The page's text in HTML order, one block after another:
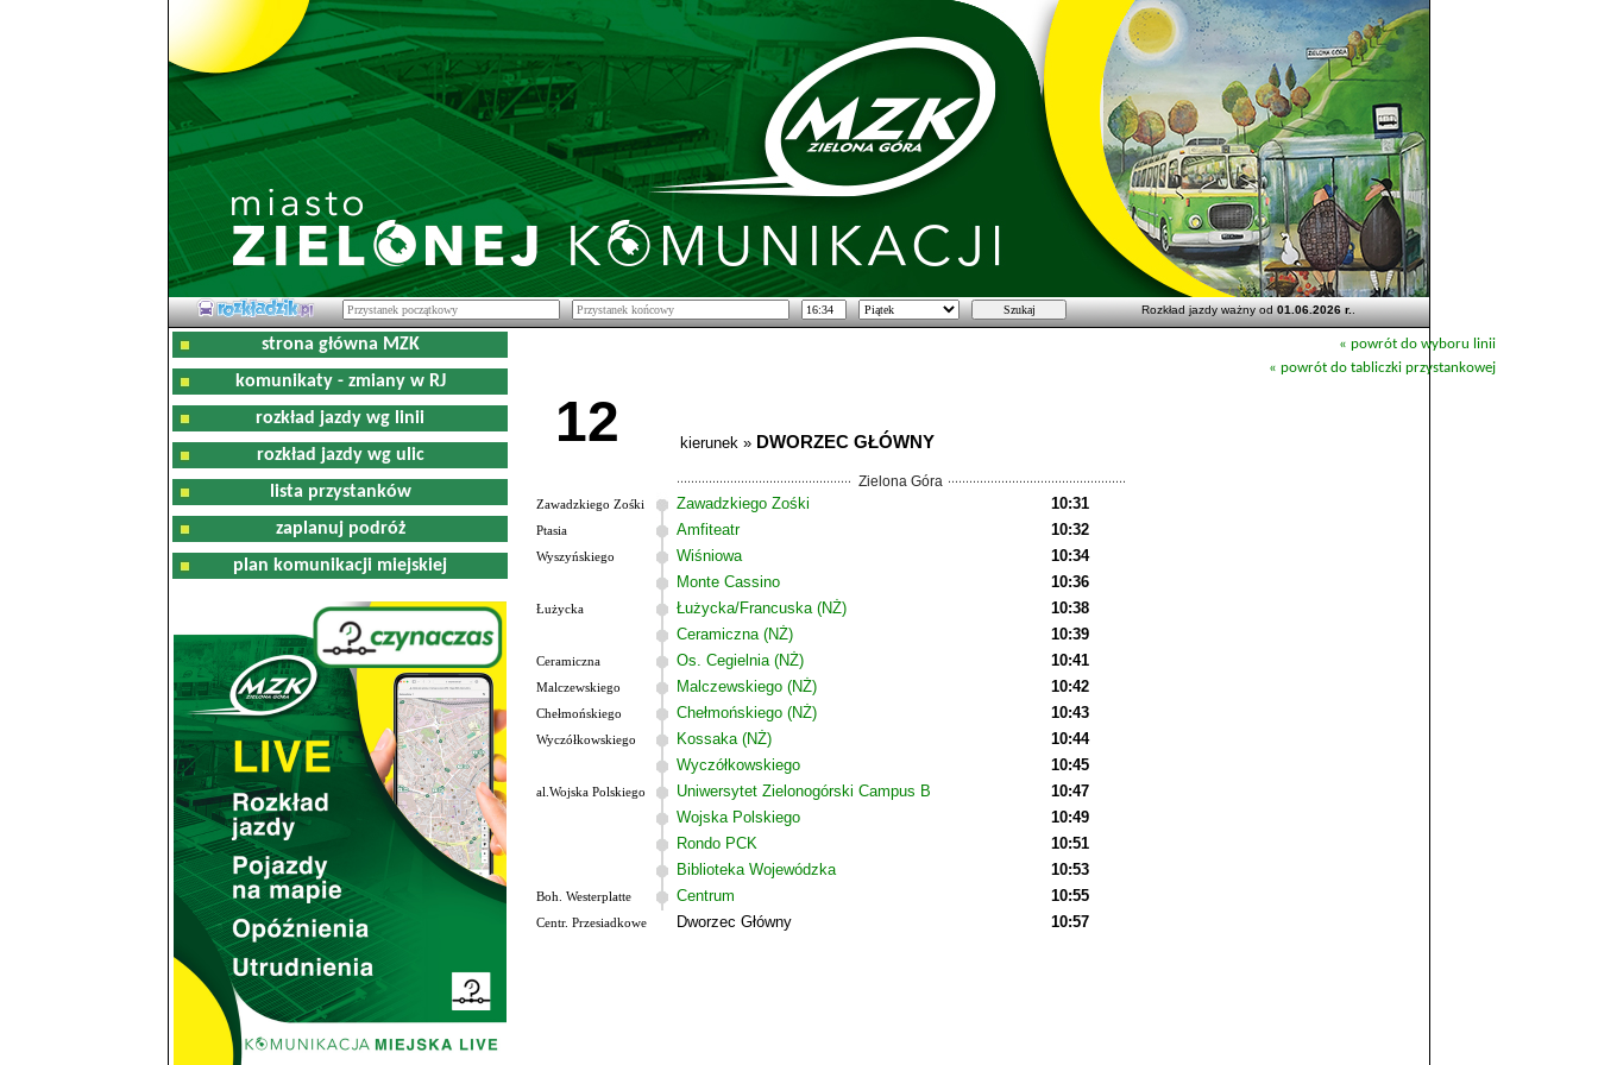
Rozkład jazdy ważny od01.06.2026 r..
strona główna MZK
komunikaty - zmiany w RJ
rozkład jazdy wg linii
rozkład jazdy wg ulic
lista przystanków
zaplanuj podróż
plan komunikacji miejskiej
« powrót do wyboru linii
« powrót do tabliczki przystankowej
12 kierunek » DWORZEC GŁÓWNY
Zielona Góra
Zawadzkiego Zośki Zawadzkiego Zośki 10:31
Ptasia Amfiteatr 10:32
Wyszyńskiego Wiśniowa
10:34
Monte Cassino
10:36
Łużycka Łużycka/Francuska (NŻ)
10:38
Ceramiczna (NŻ)
10:39
Ceramiczna Os. Cegielnia (NŻ) 10:41
Malczewskiego Malczewskiego (NŻ) 10:42
Chełmońskiego Chełmońskiego (NŻ) 10:43
Wyczółkowskiego Kossaka (NŻ)
10:44
Wyczółkowskiego
10:45
al.Wojska Polskiego Uniwersytet Zielonogórski Campus B
10:47
Wojska Polskiego
10:49
Rondo PCK
10:51
Biblioteka Wojewódzka
10:53
Boh. Westerplatte Centrum 10:55
Centr. Przesiadkowe Dworzec Główny 10:57